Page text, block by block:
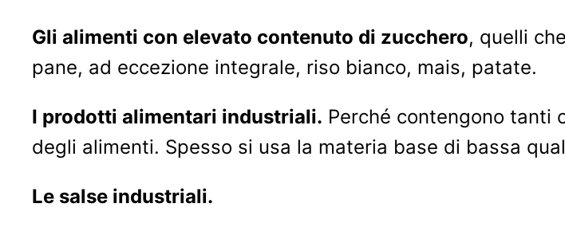
Gli alimenti con elevato contenuto di zucchero, quelli
pane, ad eccezione integrale, riso bianco, mais, patate.
I prodotti alimentari industriali. Perché contengono tanti
degli alimenti. Spesso si usa la materia base di bassa
Le salse industriali.